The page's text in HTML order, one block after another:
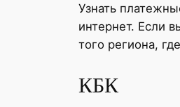
Узнать
интернет. Если
того региона,
КБК